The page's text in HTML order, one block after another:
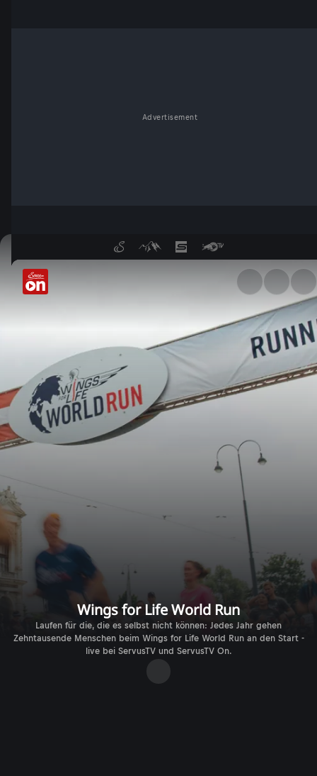
Advertisement
Wings for Life World Run:
Wings for Life World Run
Laufen für die, die es selbst nicht können: Jedes Jahr gehen
Zehntausende Menschen beim Wings for Life World Run an den Start -
live bei ServusTV und ServusTV On.